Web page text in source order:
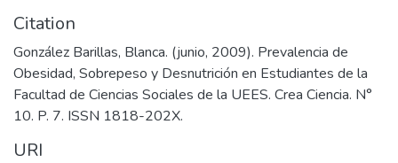
Citation
González Barillas, Blanca. (junio, 2009). Prevalencia de
Obesidad, Sobrepeso y Desnutrición en Estudiantes de la
Facultad de Ciencias Sociales de la UEES. Crea Ciencia. N°
10. P. 7. ISSN 1818-202X.
URI